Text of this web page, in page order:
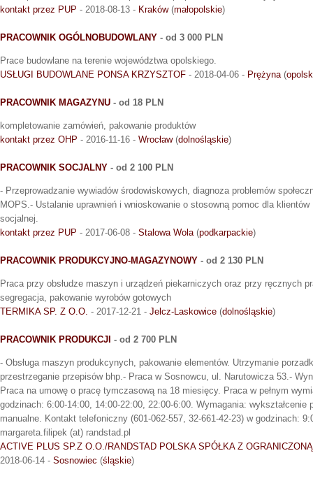
kontakt przez PUP - 2018-08-13 - Kraków(małopolskie)
PRACOWNIK OGÓLNOBUDOWLANY - od 3 000 PLN
Prace budowlane na terenie województwa opolskiego.
USŁUGI BUDOWLANE PONSA KRZYSZTOF - 2018-04-06 - Prężyna(
PRACOWNIK MAGAZYNU - od 18 PLN
kompletowanie zamówień, pakowanie produktów
kontakt przez OHP - 2016-11-16 - Wrocław(dolnośląskie)
PRACOWNIK SOCJALNY - od 2 100 PLN
- Przeprowadzanie wywiadów środowiskowych, diagnoza problemów
MOPS.- Ustalanie uprawnień i wnioskowanie o stosowną pomoc dla
socjalnej.
kontakt przez PUP - 2017-06-08 - Stalowa Wola(podkarpackie)
PRACOWNIK PRODUKCYJNO-MAGAZYNOWY - od 2 130 PLN
Praca przy obsłudze maszyn i urządzeń piekarniczych oraz przy ręcznych
segregacja, pakowanie wyrobów gotowych
TERMIKA SP. Z O.O. - 2017-12-21 - Jelcz-Laskowice (dolnośląskie)
PRACOWNIK PRODUKCJI - od 2 700 PLN
- Obsługa maszyn produkcynych, pakowanie elementów. Utrzymanie
przestrzeganie przepisów bhp.- Praca w Sosnowcu, ul. Narutowicza 53.-
Praca na umowę o pracę tymczasową na 18 miesięcy. Praca w pełnym
godzinach: 6:00-14:00, 14:00-22:00, 22:00-6:00. Wymagania: wykształcenie
manualne. Kontakt telefoniczny (601-062-557, 32-661-42-23) w godzinach:
margareta.filipek (at) randstad.pl
ACTIVE PLUS SP.Z O.O./RANDSTAD POLSKA SPÓŁKA Z
2018-06-14 - Sosnowiec (śląskie)